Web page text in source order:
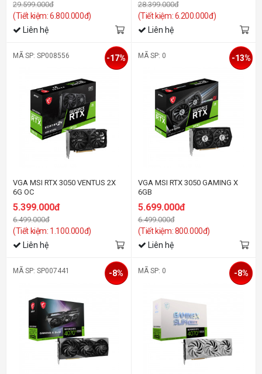
29.599.000đ
(Tiết kiệm: 6.800.000đ)
Liên hệ
28.399.000đ
(Tiết kiệm: 6.200.000đ)
Liên hệ
MÃ SP: SP008556
VGA MSI RTX 3050 VENTUS 2X
6G OC
5.399.000đ
6.499.000đ
(Tiết kiệm: 1.100.000đ)
-17%
Liên hệ
MÃ SP: 0
VGA MSI RTX 3050 GAMING X
6GB
5.699.000đ
6.499.000đ
(Tiết kiệm: 800.000đ)
-13%
Liên hệ
MÃ SP: SP007441 -8% MÃ SP: 0 -8%